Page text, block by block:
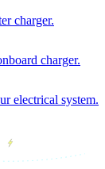
charger.
charger.
electrical system.